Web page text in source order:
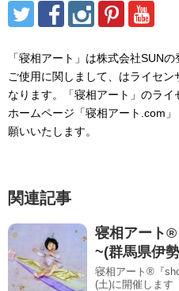
「寝相アート」は株式会社SUN
ご使用に関しまして、はライセ
なります。「寝相アート」のラ
ホームページ「寝相アート.com」
願いいたします。
関連記事
寝相アート
~(群馬県伊
寝相アート®『
(土)に開催します